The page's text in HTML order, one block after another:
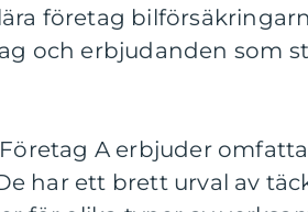
företag
och erbjudanden som
Företag A erbjuder
har ett brett urval av